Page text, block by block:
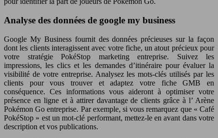
Analyse des données de google my business
Google My Business fournit des données précieuses sur la façon
dont les clients interagissent avec votre fiche, un atout précieux pour
votre stratégie PokéStop marketing entreprise. Suivez les
impressions, les clics et les demandes d’itinéraire pour évaluer la
visibilité de votre entreprise. Analysez les mots-clés utilisés par les
clients pour vous trouver et adaptez votre fiche GMB en
conséquence. Ces informations vous aideront à optimiser votre
présence en ligne et à attirer davantage de clients grâce à l’ Arène
Pokémon Go entreprise. Par exemple, si vous remarquez que « Café
PokéStop » est un mot-clé performant, mettez-le en avant dans votre
description et vos publications.